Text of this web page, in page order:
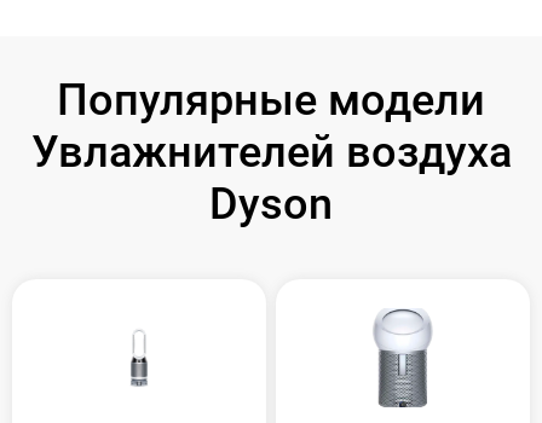
Популярные модели
Увлажнителей воздуха
Dyson